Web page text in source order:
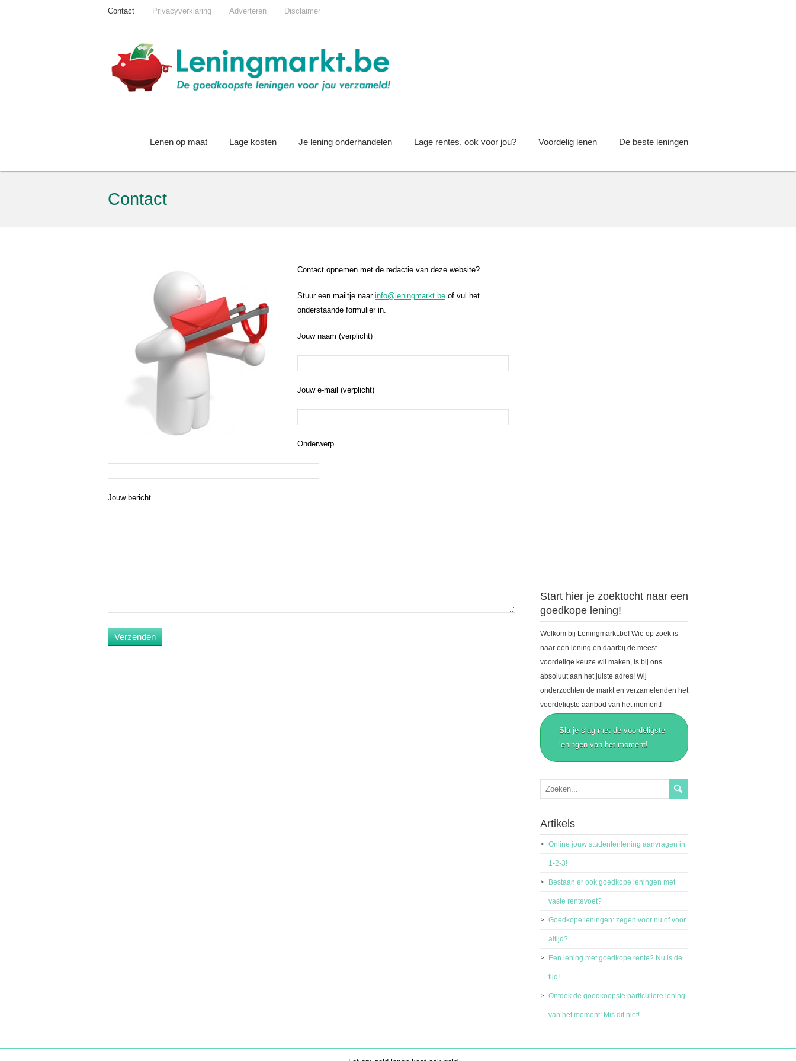
Contact Privacyverklaring Adverteren Disclaimer
Lenen op maat Lage kosten Je lening onderhandelen Lage rentes, ook voor jou? Voordelig lenen De beste leningen
Contact
Contact opnemen met de redactie van deze website?
Stuur een mailtje naar info@leningmarkt.be of vul het
onderstaande formulier in.
Jouw naam (verplicht)
Jouw e-mail (verplicht)
Onderwerp
Jouw bericht
Start hier je zoektocht naar een
goedkope lening!
Welkom bij Leningmarkt.be! Wie op zoek is
naar een lening en daarbij de meest
voordelige keuze wil maken, is bij ons
absoluut aan het juiste adres! Wij
onderzochten de markt en verzamelenden het
voordeligste aanbod van het moment!
Sla je slag met de voordeligste
leningen van het moment!
Artikels
Online jouw studentenlening aanvragen in
1-2-3!
Bestaan er ook goedkope leningen met
vaste rentevoet?
Goedkope leningen: zegen voor nu of voor
altijd?
Een lening met goedkope rente? Nu is de
tijd!
Ontdek de goedkoopste particuliere lening
van het moment! Mis dit niet!